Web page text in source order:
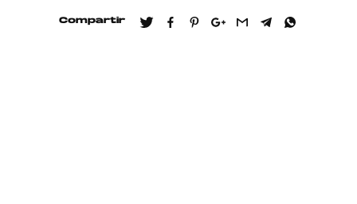
Compartir